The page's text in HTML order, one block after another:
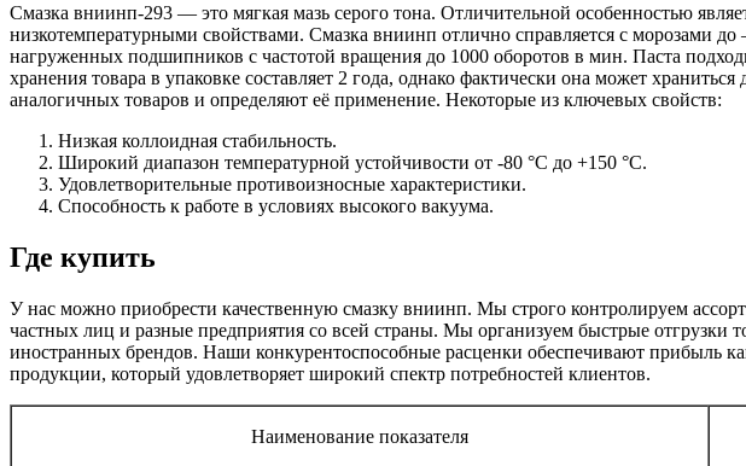
Смазка вниинп-293 — это мягкая мазь серого тона. Отличительной особенностью
низкотемпературными свойствами. Смазка вниинп отлично справляется с морозами
нагруженных подшипников с частотой вращения до 1000 оборотов в мин. Паста
хранения товара в упаковке составляет 2 года, однако фактически она может
аналогичных товаров и определяют её применение. Некоторые из ключевых свойств:
Низкая коллоидная стабильность.
Широкий диапазон температурной устойчивости от -80 °C до +150 °C.
Удовлетворительные противоизносные характеристики.
Способность к работе в условиях высокого вакуума.
Где купить
У нас можно приобрести качественную смазку вниинп. Мы строго контролируем
частных лиц и разные предприятия со всей страны. Мы организуем быстрые отгрузки
иностранных брендов. Наши конкурентоспособные расценки обеспечивают прибыль
продукции, который удовлетворяет широкий спектр потребностей клиентов.
Наименование показателя